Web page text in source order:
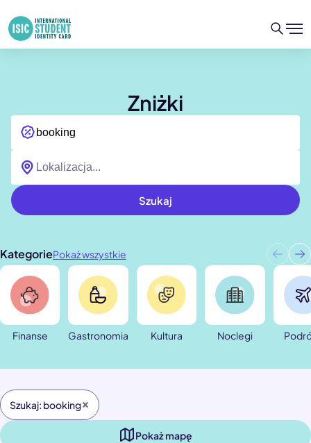
Zniżki
Szukaj
KategoriePokaż wszystkie
Finanse Gastronomia Kultura Noclegi
Szukaj: booking
Pokaż mapę